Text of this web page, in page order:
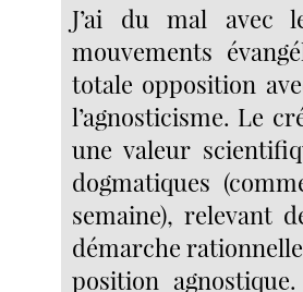
J’ai du mal avec
mouvements
totale opposition
l’agnosticisme. Le
une valeur
dogmatiques
semaine), relevant
démarche
position